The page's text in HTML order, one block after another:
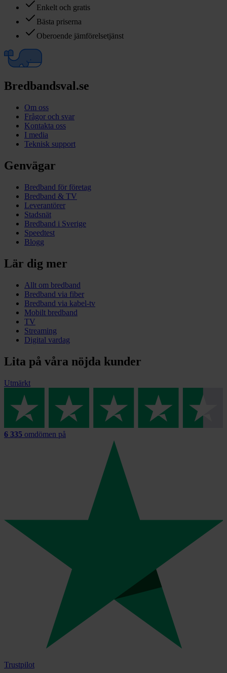
Enkelt och gratis
Bästa priserna
Oberoende jämförelsetjänst
Bredbandsval.se
Om oss
Frågor och svar
Kontakta oss
I media
Teknisk support
Genvägar
Bredband för företag
Bredband & TV
Leverantörer
Stadsnät
Bredband i Sverige
Speedtest
Blogg
Lär dig mer
Allt om bredband
Bredband via fiber
Bredband via kabel-tv
Mobilt bredband
TV
Streaming
Digital vardag
Lita på våra nöjda kunder
Utmärkt
6 335 omdömen på
Trustpilot